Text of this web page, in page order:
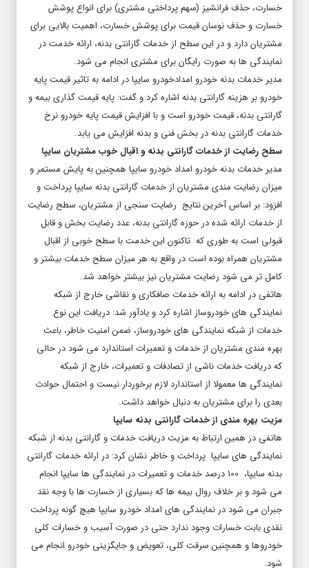
خسارت، حذف فرانشیز (سهم پرداختی مشتری) برای انواع پوشش
خسارت و حذف نوسان قیمت برای پوشش خسارت، اهمیت بالایی برای
مشتریان دارد و در این سطح از خدمات گارانتی بدنه، ارائه خدمت در
نمایندگی ها به صورت رایگان برای مشتری انجام می شود.
مدیر خدمات بدنه خودرو امدادخودرو سایپا در ادامه به تاثیر قیمت پایه
خودرو بر هزینه گارانتی بدنه اشاره کرد و گفت: پایه قیمت گذاری بیمه و
گارانتی بدنه، قیمت خودرو است و با افزایش قیمت پایه خودرو نرخ
خدمات گارانتی بدنه در بخش فنی و بدنه افزایش می یابد.
سطح رضایت از خدمات گارانتی بدنه و اقبال خوب مشتریان سایپا
مدیر خدمات بدنه خودرو امداد خودرو سایپا همچنین به پایش مستمر و
میزان رضایت مندی مشتریان از خدمات گارانتی بدنه سایپا پرداخت و
افزود: بر اساس آخرین نتایج رضایت سنجی از مشتریان، سطح رضایت
از خدمات ارائه شده در حوزه گارانتی بدنه، عدد رضایت بخش و قابل
قبولی است به طوری که تاکنون این خدمت با سطح خوبی از اقبال
مشتریان همراه بوده است در واقع به هر میزان سطح خدمات بیشتر و
کامل تر می شود رضایت مشتریان نیز بیشتر خواهد شد.
هاتفی در ادامه به ارائه خدمات صافکاری و نقاشی خارج از شبکه
نمایندگی های خودروساز اشاره کرد و یادآور شد: دریافت این نوع
خدمات از شبکه نمایندگی های خودروساز، ضمن امنیت خاطر، باعث
بهره مندی مشتریان از خدمات و تعمیرات استاندارد می شود در حالی
که دریافت خدمات ناشی از تصادفات و تعمیرات، خارج از شبکه
نمایندگی ها معمولا از استاندارد لازم برخوردار نیست و احتمال حوادث
بعدی را برای مشتریان به دنبال خواهد داشت.
مزیت بهره مندی از خدمات گارانتی بدنه سایپا
هاتفی در همین ارتباط به مزیت دریافت خدمات و گارانتی بدنه از شبکه
نمایندگی های سایپا پرداخت و خاطر نشان کرد: در ارائه خدمات گارانتی
بدنه سایپا، 100 درصد خدمات و تعمیرات در نمایندگی ها سایپا انجام
می شود و بر خلاف روال بیمه ها که بسیاری از خسارت ها با وجه نقد
جبران می شود در نمایندگی های امداد خودرو سایپا هیچ گونه پرداخت
نقدی بابت خسارات وجود ندارد حتی در صورت آسیب و خسارات کلی
خودروها و همچنین سرقت کلی، تعویض و جایگزینی خودرو انجام می
شود.